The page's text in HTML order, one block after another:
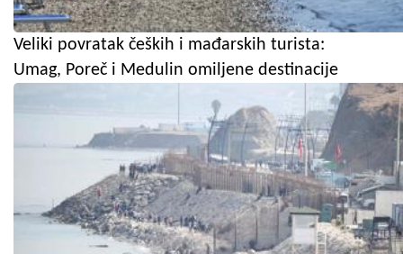
Veliki povratak čeških i mađarskih turista:
Umag, Poreč i Medulin omiljene destinacije